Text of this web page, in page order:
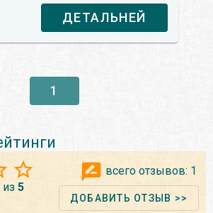
ДЕТАЛЬНЕЙ
1
из 5
всего отзывов: 1
ДОБАВИТЬ ОТЗЫВ >>